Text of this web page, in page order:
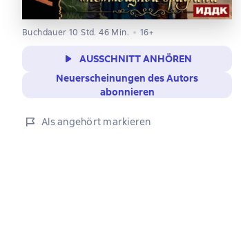
Buchdauer 10 Std. 46 Min. 16+
AUSSCHNITT ANHÖREN
Neuerscheinungen des Autors
abonnieren
Als angehört markieren